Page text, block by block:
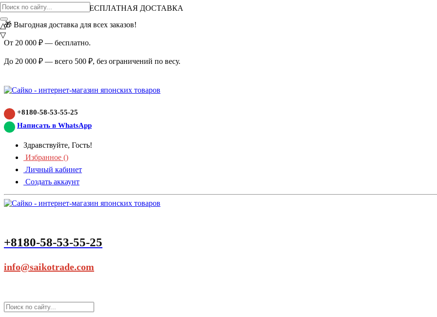
ВНИМАНИЕ АКЦИЯ!
БЕСПЛАТНАЯ ДОСТАВКА
🎁 Выгодная доставка для всех заказов!
От 20 000 ₽ — бесплатно.
До 20 000 ₽ — всего 500 ₽, без ограничений по весу.
+8180-58-53-55-25
Написать в WhatsApp
Здравствуйте, Гость!
Избранное ()
Личный кабинет
Создать аккаунт
+8180-58-53-55-25
info@saikotrade.com
△
▽